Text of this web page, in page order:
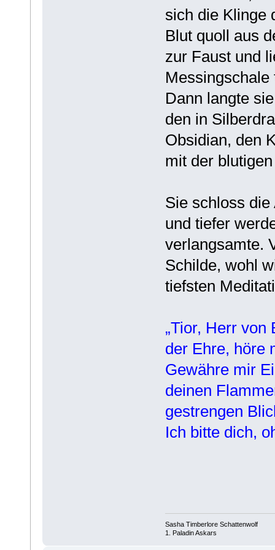
sich die Klinge
Blut quoll aus
zur Faust und
Messingschale
Dann langte
den in
Obsidian, den
mit der
Sie schloss
und tiefer
verlangsamte.
Schilde, wohl
tiefsten
„Tior, Herr von
der Ehre, höre
Gewähre mir
deinen
gestrengen
Ich bitte dich,
Sasha Timberlore Schattenwolf
1. Paladin Askars